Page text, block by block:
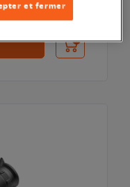
Ajouter au
et fermer